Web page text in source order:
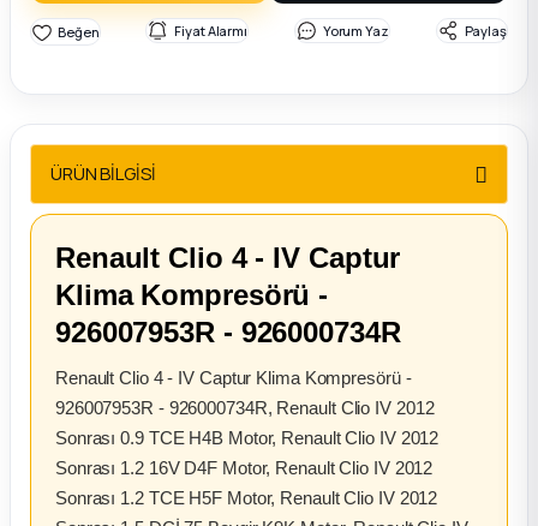
Parça
Fiyat Alarmı Yorum Yaz Paylaş
ÜRÜN BİLGİSİ
Renault Clio 4 - IV Captur
Klima Kompresörü -
926007953R - 926000734R
Renault Clio 4 - IV Captur Klima Kompresörü -
926007953R - 926000734R, Renault Clio IV 2012
Sonrası 0.9 TCE H4B Motor, Renault Clio IV 2012
Sonrası 1.2 16V D4F Motor, Renault Clio IV 2012
Sonrası 1.2 TCE H5F Motor, Renault Clio IV 2012